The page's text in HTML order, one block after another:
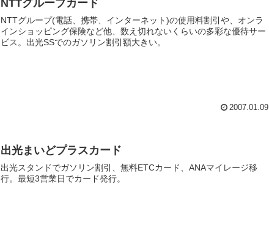
NTTグループカード
NTTグループ(電話、携帯、インターネット)の使用料割引や、オンラ
インショッピング保険など他、数え切れないくらいの多彩な優待サー
ビス。出光SSでのガソリン割引額大きい。
2007.01.09
出光まいどプラスカード
出光スタンドでガソリン割引、無料ETCカード、ANAマイレージ移
行。最短3営業日でカード発行。